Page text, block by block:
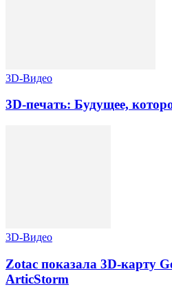
3D-Видео
3D-печать: Будущее,
3D-Видео
Zotac показала 3D-карту
ArticStorm